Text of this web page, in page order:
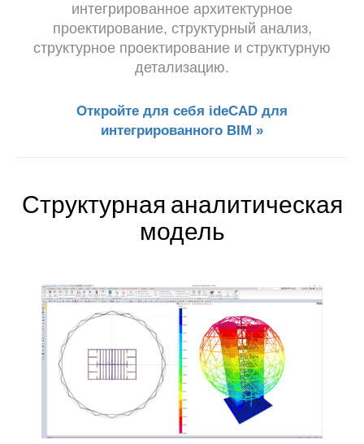
интегрированное архитектурное
проектирование, структурный анализ,
структурное проектирование и структурную
детализацию.
Откройте для себя ideCAD для
интегрированного BIM »
Структурная аналитическая
модель